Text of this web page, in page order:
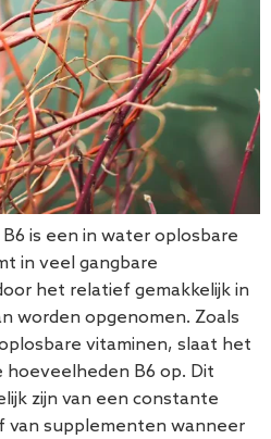
is een in water oplosbare
in veel gangbare
het relatief gemakkelijk in
worden opgenomen. Zoals
vitaminen, slaat het
B6 op. Dit
zijn van een constante
van supplementen wanneer